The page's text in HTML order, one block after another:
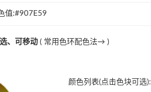
值:#907E59
、可移动 ( 常用色环配色法→ )
颜色列表(点击色块可选):